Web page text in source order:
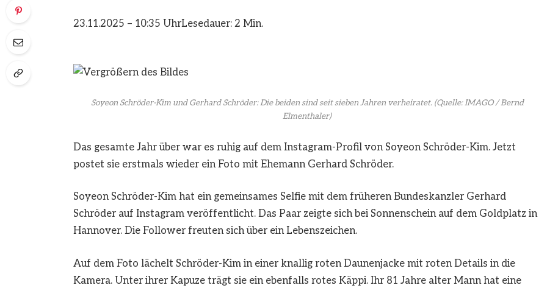
23.11.2025 – 10:35 UhrLesedauer: 2 Min.
Soyeon Schröder-Kim und Gerhard Schröder: Die beiden sind seit sieben Jahren verheiratet.(Quelle: IMAGO / Bernd
Elmenthaler)
Das gesamte Jahr über war es ruhig auf dem Instagram-Profil von Soyeon Schröder-Kim. Jetzt
postet sie erstmals wieder ein Foto mit Ehemann Gerhard Schröder.
Soyeon Schröder-Kim hat ein gemeinsames Selfie mit dem früheren Bundeskanzler Gerhard
Schröder auf Instagram veröffentlicht. Das Paar zeigte sich bei Sonnenschein auf dem Goldplatz in
Hannover. Die Follower freuten sich über ein Lebenszeichen.
Auf dem Foto lächelt Schröder-Kim in einer knallig roten Daunenjacke mit roten Details in die
Kamera. Unter ihrer Kapuze trägt sie ein ebenfalls rotes Käppi. Ihr 81 Jahre alter Mann hat eine